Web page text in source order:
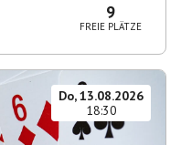
9
FREIE PLÄTZE
Do, 13.08.2026
18:30